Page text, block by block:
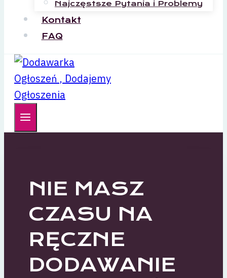
Najczęstsze Pytania i Problemy
Kontakt
FAQ
NIE MASZ
CZASU NA
RĘCZNE
DODAWANIE